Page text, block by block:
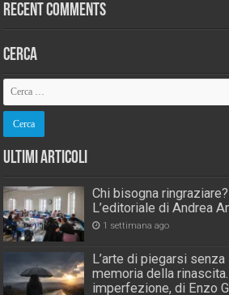
Recent Comments
Cerca
Ultimi Articoli
Chi bisogna
L’editoriale di Andrea
1 settimana ago
L’arte di piegarsi
memoria della
imperfezione, di Enzo